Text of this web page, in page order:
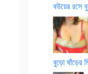
বউয়ের রসে
বুড়ো ষাঁড়ের